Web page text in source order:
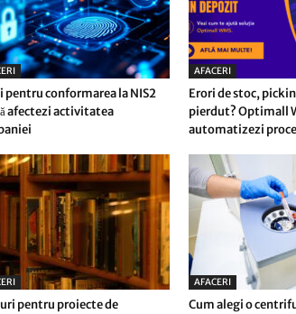
pentru conformarea la NIS2
afectezi activitatea
AFACERI
Erori de stoc,
pierdut? Optimall
automatizezi
pentru proiecte de
AFACERI
Cum alegi o